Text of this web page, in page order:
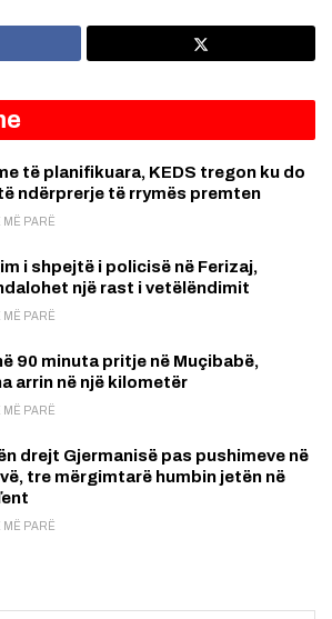
të planifikuara, KEDS tregon ku do
ndërprerje të rrymës premten
MË PARË
i shpejtë i policisë në Ferizaj,
një rast i vetëlëndimit
MË PARË
90 minuta pritje në Muçibabë,
arrin në një kilometër
MË PARË
drejt Gjermanisë pas pushimeve në
tre mërgimtarë humbin jetën në
MË PARË